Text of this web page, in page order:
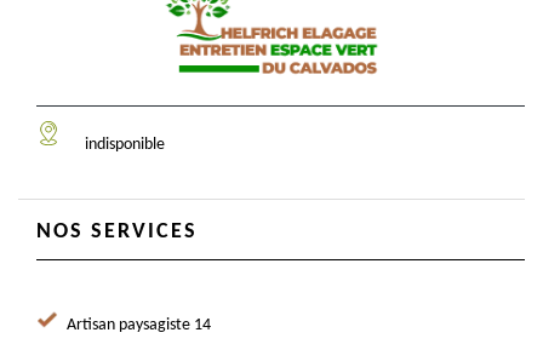
indisponible
NOS SERVICES
Artisan paysagiste 14